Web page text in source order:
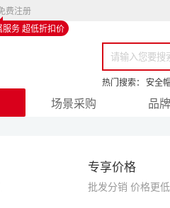
费注册
服务 超低折扣价
热门搜索： 安全
场景采购 品
专享价格
批发分销 价格更低